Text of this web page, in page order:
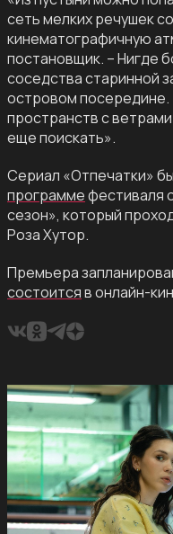
сеть мелких речушек
кинематографичную
постановщик. – Нигде
соседства старинной
островом посередине.
пространств с
еще поискать».
Сериал «Отпечатки»
программефестиваля
сезон», который
Роза Хутор.
Премьера
состоитсяв онлайн-